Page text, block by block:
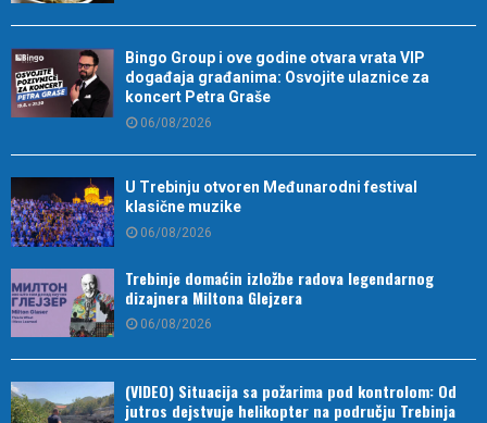
Bingo Group i ove godine otvara vrata VIP
događaja građanima: Osvojite ulaznice za
koncert Petra Graše
06/08/2026
U Trebinju otvoren Međunarodni festival
klasične muzike
06/08/2026
Trebinje domaćin izložbe radova legendarnog
dizajnera Miltona Glejzera
06/08/2026
(VIDEO) Situacija sa požarima pod kontrolom: Od
jutros dejstvuje helikopter na području Trebinja